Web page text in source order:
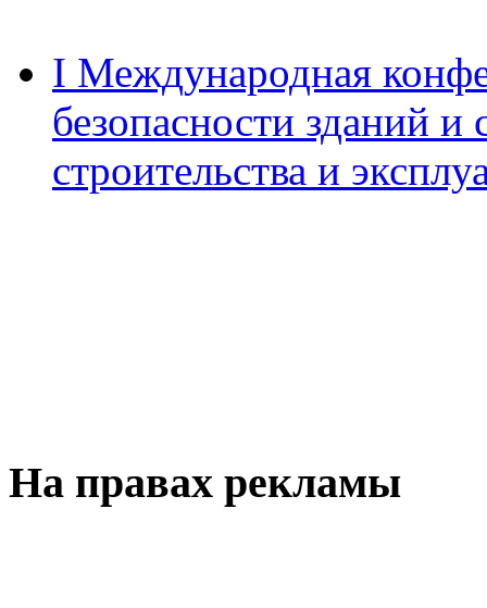
I Международная
безопасности зданий
строительства и
На правах рекламы